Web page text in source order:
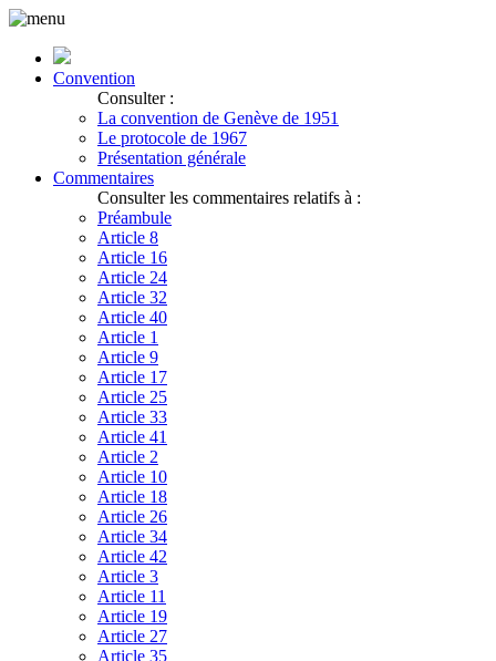
Convention
Consulter :
La convention de Genève de 1951
Le protocole de 1967
Présentation générale
Commentaires
Consulter les commentaires relatifs à :
Préambule
Article 8
Article 16
Article 24
Article 32
Article 40
Article 1
Article 9
Article 17
Article 25
Article 33
Article 41
Article 2
Article 10
Article 18
Article 26
Article 34
Article 42
Article 3
Article 11
Article 19
Article 27
Article 35